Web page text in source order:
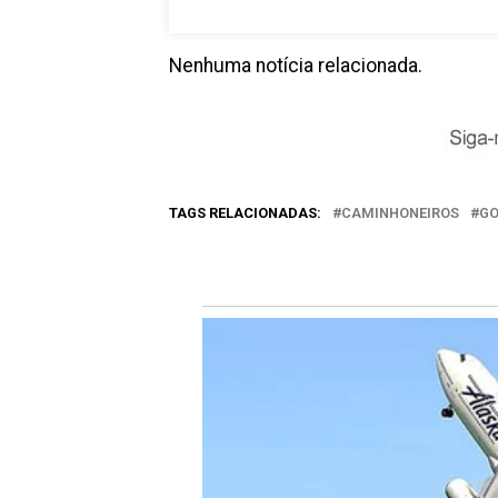
Nenhuma notícia relacionada.
TAGS RELACIONADAS: CAMINHONEIROS